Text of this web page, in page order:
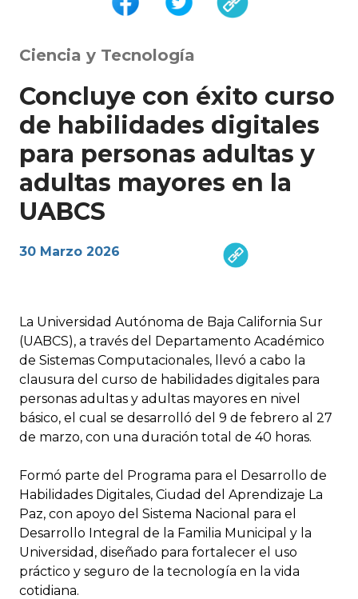
Ciencia y Tecnología
Concluye con éxito curso
de habilidades digitales
para personas adultas y
adultas mayores en la
UABCS
30 Marzo 2026
La Universidad Autónoma de Baja California Sur
(UABCS), a través del Departamento Académico
de Sistemas Computacionales, llevó a cabo la
clausura del curso de habilidades digitales para
personas adultas y adultas mayores en nivel
básico, el cual se desarrolló del 9 de febrero al 27
de marzo, con una duración total de 40 horas.
Formó parte del Programa para el Desarrollo de
Habilidades Digitales, Ciudad del Aprendizaje La
Paz, con apoyo del Sistema Nacional para el
Desarrollo Integral de la Familia Municipal y la
Universidad, diseñado para fortalecer el uso
práctico y seguro de la tecnología en la vida
cotidiana.